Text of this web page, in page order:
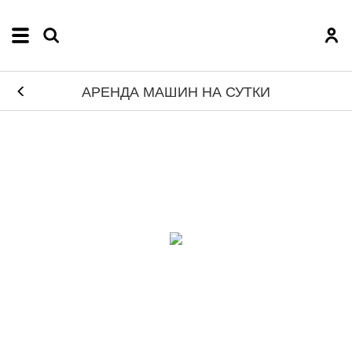
АРЕНДА МАШИН НА СУТКИ